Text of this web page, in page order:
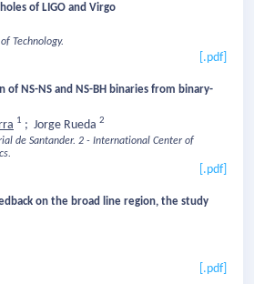
of LIGO and Virgo
Technology.
[.pdf]
NS-NS and NS-BH binaries from binary-
1 ; Jorge Rueda 2
de Santander. 2 - International Center of
[.pdf]
on the broad line region, the study
[.pdf]